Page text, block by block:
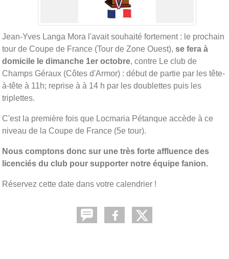
Jean-Yves Langa Mora l'avait souhaité fortement : le prochain
tour de Coupe de France (Tour de Zone Ouest), se fera à
domicile le dimanche 1er octobre, contre Le club de
Champs Géraux (Côtes d'Armor) : début de partie par les tête-
à-tête à 11h; reprise à à 14 h par les doublettes puis les
triplettes.
C'est la première fois que Locmaria Pétanque accède à ce
niveau de la Coupe de France (5e tour).
Nous comptons donc sur une très forte affluence des
licenciés du club pour supporter notre équipe fanion.
Réservez cette date dans votre calendrier !